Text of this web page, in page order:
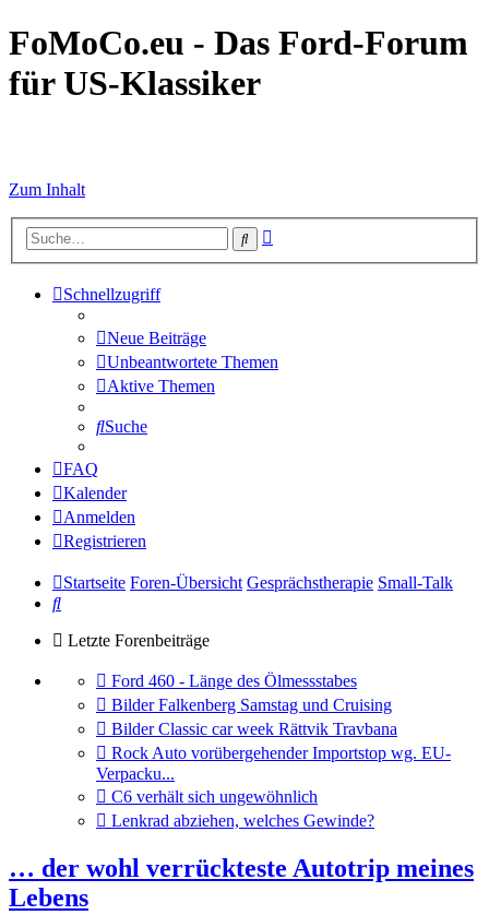
FoMoCo.eu - Das Ford-Forum
für US-Klassiker
Zum Inhalt
Suche
Schnellzugriff
Neue Beiträge
Unbeantwortete Themen
Aktive Themen
Suche
FAQ
Kalender
Anmelden
Registrieren
Startseite Foren-Übersicht Gesprächstherapie Small-Talk
Suche
Letzte Forenbeiträge
Gehe
zum
letzten
Beitrag
Ford 460 - Länge des Ölmessstabes
Gehe
zum
letzten
Beitrag
Bilder Falkenberg Samstag und Cruising
Gehe
zum
letzten
Beitrag
Bilder Classic car week Rättvik Travbana
Gehe
zum
letzten
Beitrag
Rock Auto vorübergehender Importstop wg. EU-
Verpacku...
Gehe
zum
letzten
C6 verhält sich ungewöhnlich
Gehe
letzten
Beitrag
Lenkrad abziehen, welches Gewinde?
… der wohl verrückteste Autotrip meines
Lebens